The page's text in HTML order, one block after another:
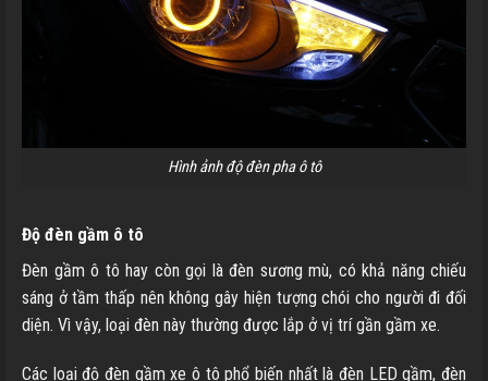
Hình ảnh độ đèn pha ô tô
Độ đèn gầm ô tô
Đèn gầm ô tô hay còn gọi là đèn sương mù, có khả năng chiếu
sáng ở tầm thấp nên không gây hiện tượng chói cho người đi đối
diện. Vì vậy, loại đèn này thường được lắp ở vị trí gần gầm xe.
Các loại độ đèn gầm xe ô tô phổ biến nhất là đèn LED gầm, đèn